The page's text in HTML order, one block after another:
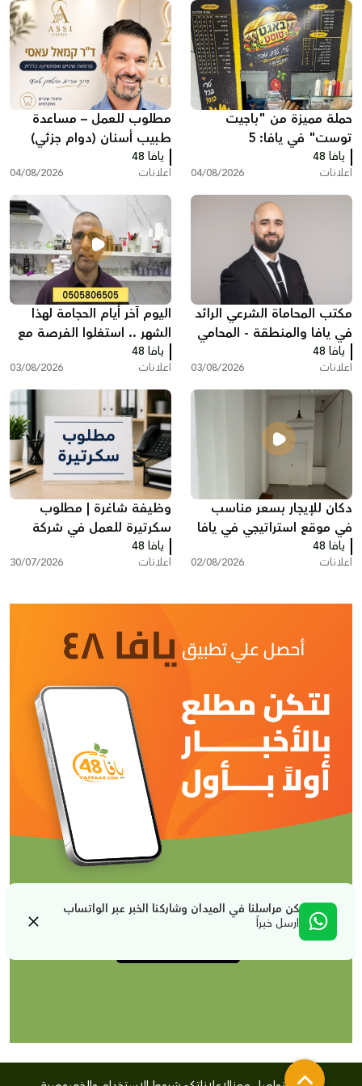
كن مراسلنا في الميدان وشاركنا الخبر عبر الواتساب
ارسل خبراً
حملة مميزة من "باجيت
توست" في يافا: 5
ساندويشات باجيت مع
شيبس وكولا بـ200 شيكل
يافا 48
اعلانات 04/08/2026
مطلوب للعمل – مساعدة
طبيب أسنان (دوام جزئي)
يافا 48
اعلانات 04/08/2026
مكتب المحاماة الشرعي الرائد
في يافا والمنطقة - المحامي
عبد الفتاح محمد زبدة
يافا 48
اعلانات 03/08/2026
اليوم آخر أيام الحجامة لهذا
الشهر .. استغلوا الفرصة مع
مركز سريس
يافا 48
اعلانات 03/08/2026
دكان للإيجار بسعر مناسب
في موقع استراتيجي في يافا
يافا 48
اعلانات 02/08/2026
وظيفة شاغرة | مطلوب
سكرتيرة للعمل في شركة
بمدينة ريشون لتسيون
يافا 48
اعلانات 30/07/2026